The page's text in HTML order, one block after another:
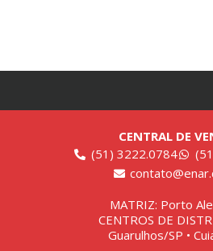
CENTRAL DE
(51) 3222.0784
MATRIZ: Porto
CENTROS DE
Guarulhos/SP •